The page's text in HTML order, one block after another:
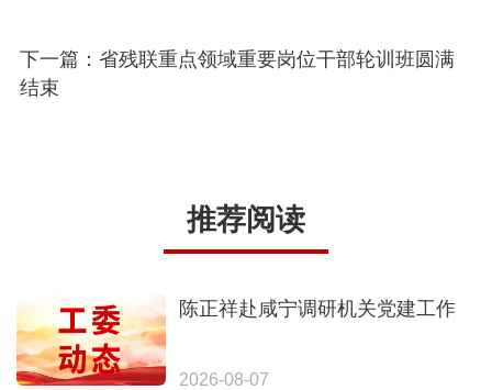
下一篇：省残联重点领域重要岗位干部轮训班圆满
结束
推荐阅读
陈正祥赴咸宁调研机关党建工作
2026-08-07